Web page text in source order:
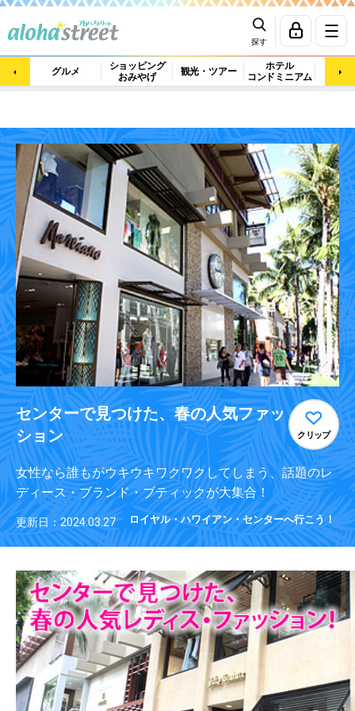
探す
グルメ
ショッピング
おみやげ
観光・ツアー
ホテル
コンドミニアム
マッ
センターで見つけた、春の人気ファッ
ション
クリップ
女性なら誰もがウキウキワクワクしてしまう、話題のレ
ディース・ブランド・ブティックが大集合！
更新日：2024.03.27 ロイヤル・ハワイアン・センターへ行こう！